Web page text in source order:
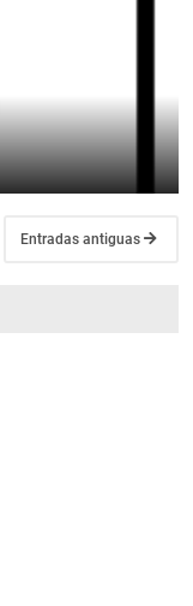
Entradas antiguas